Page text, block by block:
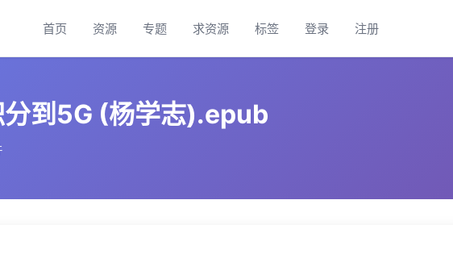
首页 资源 专题 求资源 标签 登录 注册
到5G (杨学志).epub